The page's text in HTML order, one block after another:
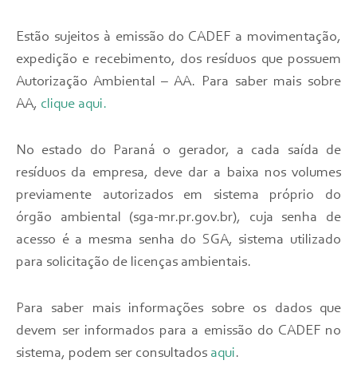
Estão sujeitos à emissão do CADEF a movimentação,
expedição e recebimento, dos resíduos que possuem
Autorização Ambiental – AA. Para saber mais sobre
AA, clique aqui.
No estado do Paraná o gerador, a cada saída de
resíduos da empresa, deve dar a baixa nos volumes
previamente autorizados em sistema próprio do
órgão ambiental (sga-mr.pr.gov.br), cuja senha de
acesso é a mesma senha do SGA, sistema utilizado
para solicitação de licenças ambientais.
Para saber mais informações sobre os dados que
devem ser informados para a emissão do CADEF no
sistema, podem ser consultados aqui.